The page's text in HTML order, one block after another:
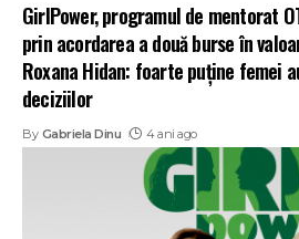
GirlPower, programul de mentorat
prin acordarea a două burse în
Roxana Hidan: foarte puține femei
deciziilor
By Gabriela Dinu 4 ani ago